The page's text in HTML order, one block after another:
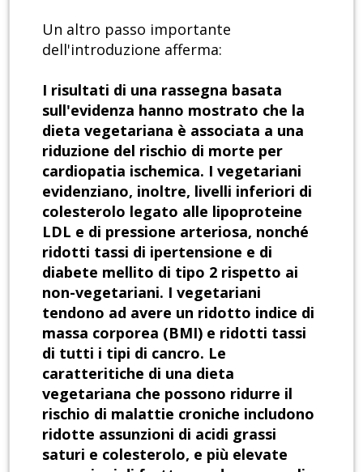
Un altro passo importante
dell'introduzione afferma:
I risultati di una rassegna basata
sull'evidenza hanno mostrato che la
dieta vegetariana è associata a una
riduzione del rischio di morte per
cardiopatia ischemica. I vegetariani
evidenziano, inoltre, livelli inferiori di
colesterolo legato alle lipoproteine
LDL e di pressione arteriosa, nonché
ridotti tassi di ipertensione e di
diabete mellito di tipo 2 rispetto ai
non-vegetariani. I vegetariani
tendono ad avere un ridotto indice di
massa corporea (BMI) e ridotti tassi
di tutti i tipi di cancro. Le
caratteritiche di una dieta
vegetariana che possono ridurre il
rischio di malattie croniche includono
ridotte assunzioni di acidi grassi
saturi e colesterolo, e più elevate